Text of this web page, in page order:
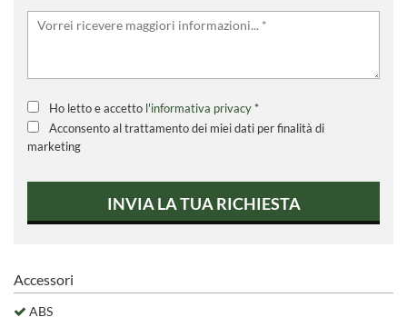
Ho letto e accetto l'informativa privacy *
Acconsento al trattamento dei miei dati per finalità di
marketing
INVIA LA TUA RICHIESTA
Accessori
ABS